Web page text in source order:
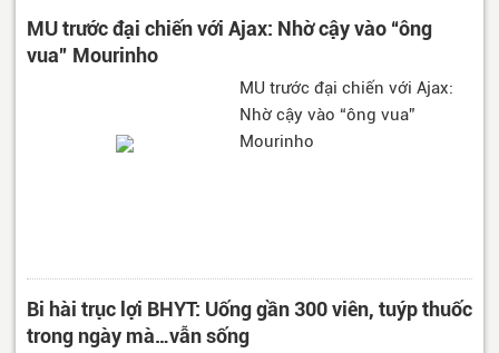
MU trước đại chiến với Ajax: Nhờ cậy vào “ông
vua” Mourinho
MU trước đại chiến với Ajax:
Nhờ cậy vào “ông vua”
Mourinho
Bi hài trục lợi BHYT: Uống gần 300 viên, tuýp thuốc
trong ngày mà…vẫn sống